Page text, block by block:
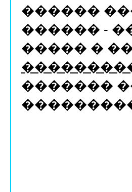
������
������ -
����� �
�������